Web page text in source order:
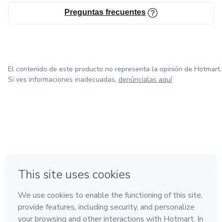
Hacer de puente entre el viejo y el nuevo paradigma.
Preguntas frecuentes
El contenido de este producto no representa la opinión de Hotmart.
Si ves informaciones inadecuadas, denúncialas aquí
Hecho con❤ en Ciudad de México